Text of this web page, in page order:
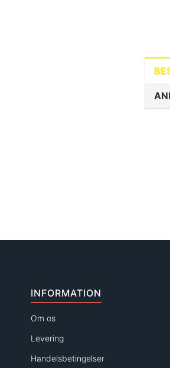
INFORMATION
Om os
Levering
Handelsbetingelser